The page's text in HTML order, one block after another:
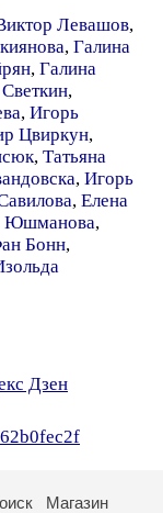
Левашов,
, Галина
, Галина
,
, Игорь
Цвиркун,
, Татьяна
, Игорь
, Елена
Юшманова,
Бонн,
Дзен
Магазин